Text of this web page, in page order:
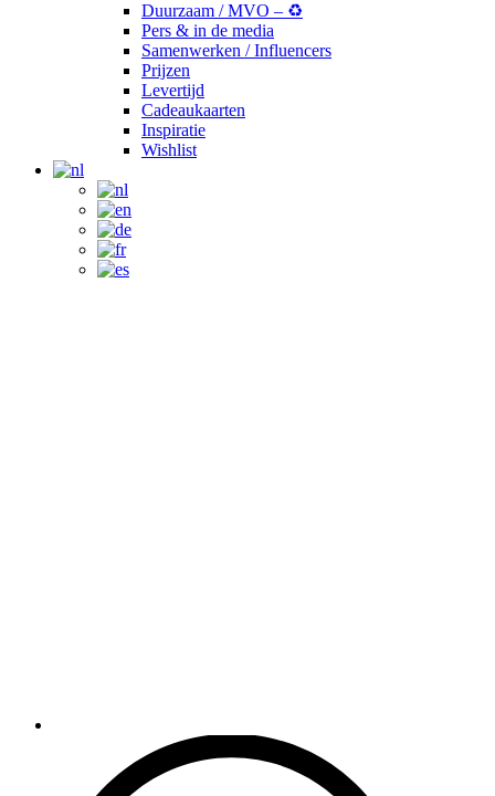
Duurzaam / MVO – ♻️
Pers & in de media
Samenwerken / Influencers
Prijzen
Levertijd
Cadeaukaarten
Inspiratie
Wishlist